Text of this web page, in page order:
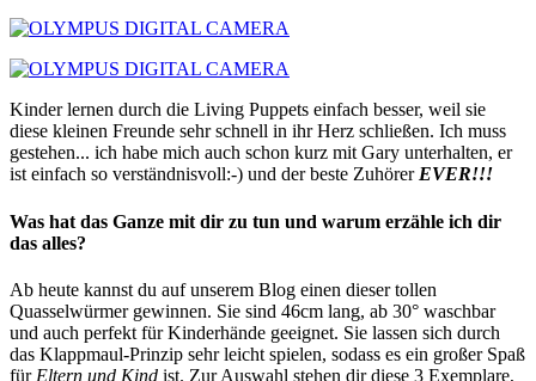
Kinder lernen durch die Living Puppets einfach besser, weil sie
diese kleinen Freunde sehr schnell in ihr Herz schließen. Ich muss
gestehen... ich habe mich auch schon kurz mit Gary unterhalten, er
ist einfach so verständnisvoll:-) und der beste Zuhörer EVER!!!
Was hat das Ganze mit dir zu tun und warum erzähle ich dir
das alles?
Ab heute kannst du auf unserem Blog einen dieser tollen
Quasselwürmer gewinnen. Sie sind 46cm lang, ab 30° waschbar
und auch perfekt für Kinderhände geeignet. Sie lassen sich durch
das Klappmaul-Prinzip sehr leicht spielen, sodass es ein großer Spaß
für Eltern und Kind ist. Zur Auswahl stehen dir diese 3 Exemplare,